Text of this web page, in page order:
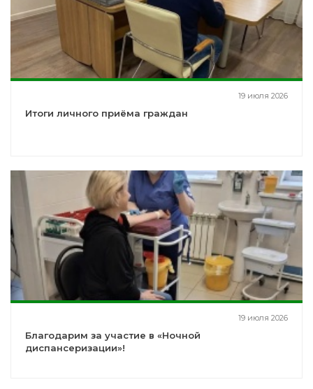
19 июля 2026
Итоги личного приёма граждан
19 июля 2026
Благодарим за участие в «Ночной
диспансеризации»!